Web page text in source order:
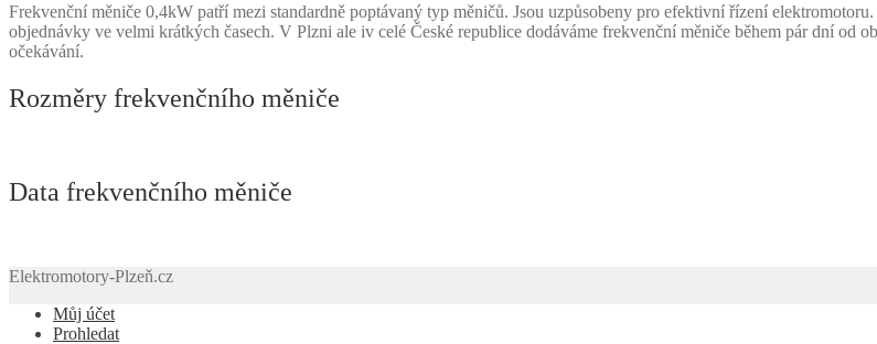
Frekvenční měniče 0,4kW patří mezi standardně poptávaný typ měničů. Jsou uzpůsobeny pro efektivní řízení
objednávky ve velmi krátkých časech. V Plzni ale iv celé České republice dodáváme frekvenční měniče během pár dní od
očekávání.
Rozměry frekvenčního měniče
Data frekvenčního měniče
Elektromotory-Plzeň.cz
Můj účet
Prohledat